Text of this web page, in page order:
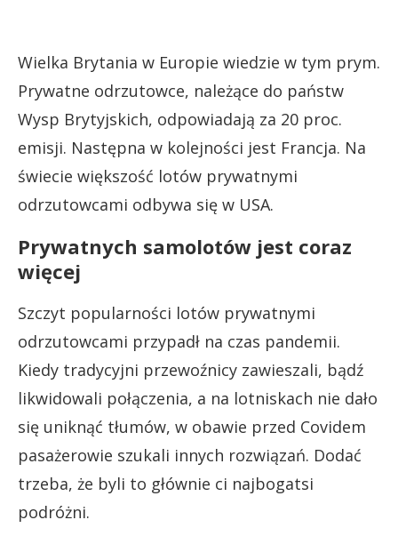
Wielka Brytania w Europie wiedzie w tym prym.
Prywatne odrzutowce, należące do państw
Wysp Brytyjskich, odpowiadają za 20 proc.
emisji. Następna w kolejności jest Francja. Na
świecie większość lotów prywatnymi
odrzutowcami odbywa się w USA.
Prywatnych samolotów jest coraz
więcej
Szczyt popularności lotów prywatnymi
odrzutowcami przypadł na czas pandemii.
Kiedy tradycyjni przewoźnicy zawieszali, bądź
likwidowali połączenia, a na lotniskach nie dało
się uniknąć tłumów, w obawie przed Covidem
pasażerowie szukali innych rozwiązań. Dodać
trzeba, że byli to głównie ci najbogatsi
podróżni.